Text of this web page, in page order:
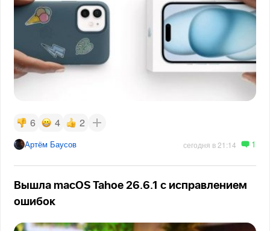
6 4 2
Артём Баусов сегодня в 21:14 1
Вышла macOS Tahoe 26.6.1 с исправлением
ошибок